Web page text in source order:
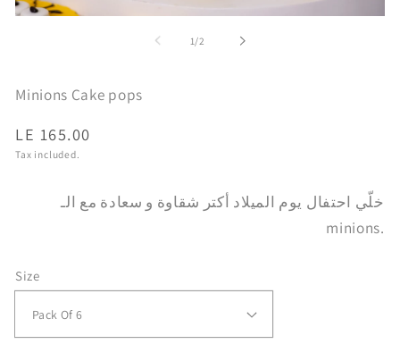
1 /
of2
Minions Cake pops
Regular
price
LE 165.00
Tax included.
خلّي احتفال يوم الميلاد أكتر شقاوة و سعادة مع الـ
minions.
Size